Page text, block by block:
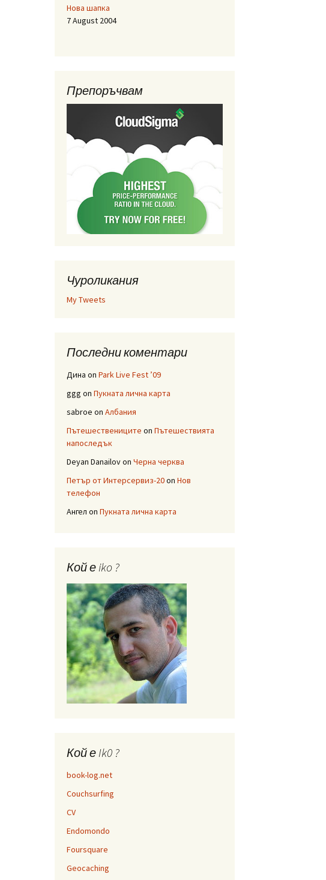
Нова шапка
7 August 2004
Препоръчвам
Чуроликания
My Tweets
Последни коментари
Дина on Park Live Fest ’09
ggg on Пукната лична карта
sabroe on Албания
Пътешествениците on Пътешествията
напоследък
Deyan Danailovon Черна черква
Петър от Интерсервиз-20on Нов
телефон
Ангел on Пукната лична карта
Кой е iko ?
Кой е Ik0 ?
book-log.net
Couchsurfing
CV
Endomondo
Foursquare
Geocaching